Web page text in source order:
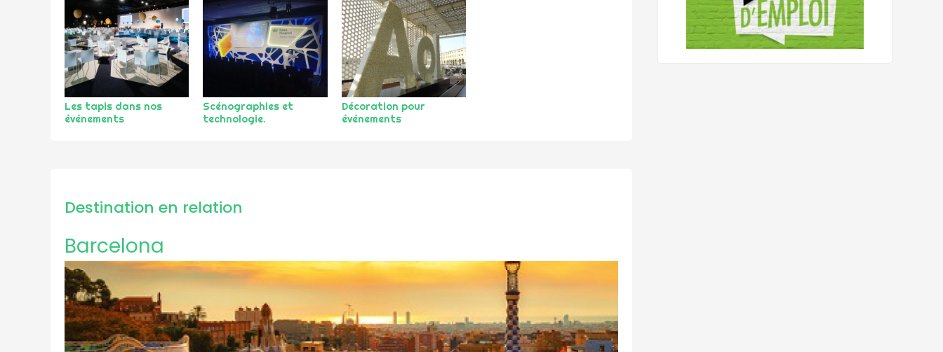
Les tapis dans nos
événements
Scénographies et
technologie.
Décoration pour
événements
Destination en relation
Barcelona